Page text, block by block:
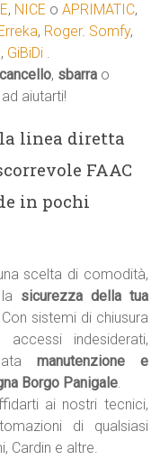
, NICE oAPRIMATIC,
, Roger. Somfy,
, GiBiDi .
cancello, sbarra o
aiutarti!
linea diretta
FAAC
in pochi
scelta di comodità,
sicurezza della tua
Con sistemi di chiusura
indesiderati,
manutenzione e
Borgo Panigale.
ai nostri tecnici,
di qualsiasi
Cardin e altre.